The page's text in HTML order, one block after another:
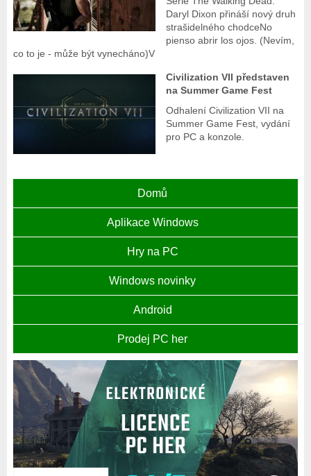
Daryl Dixon přináší nový druh
strašidelného chodceNo
pienso abrir los ojos. (Nevím,
co to je - může být vynecháno)V
Civilization VII představen
na Summer Game Fest
Odhalení Civilization VII na
Summer Game Fest, vydání
pro PC a konzole.
Domů
Aplikace Windows
Hry na PC
Windows novinky
Android
Prodej PC her